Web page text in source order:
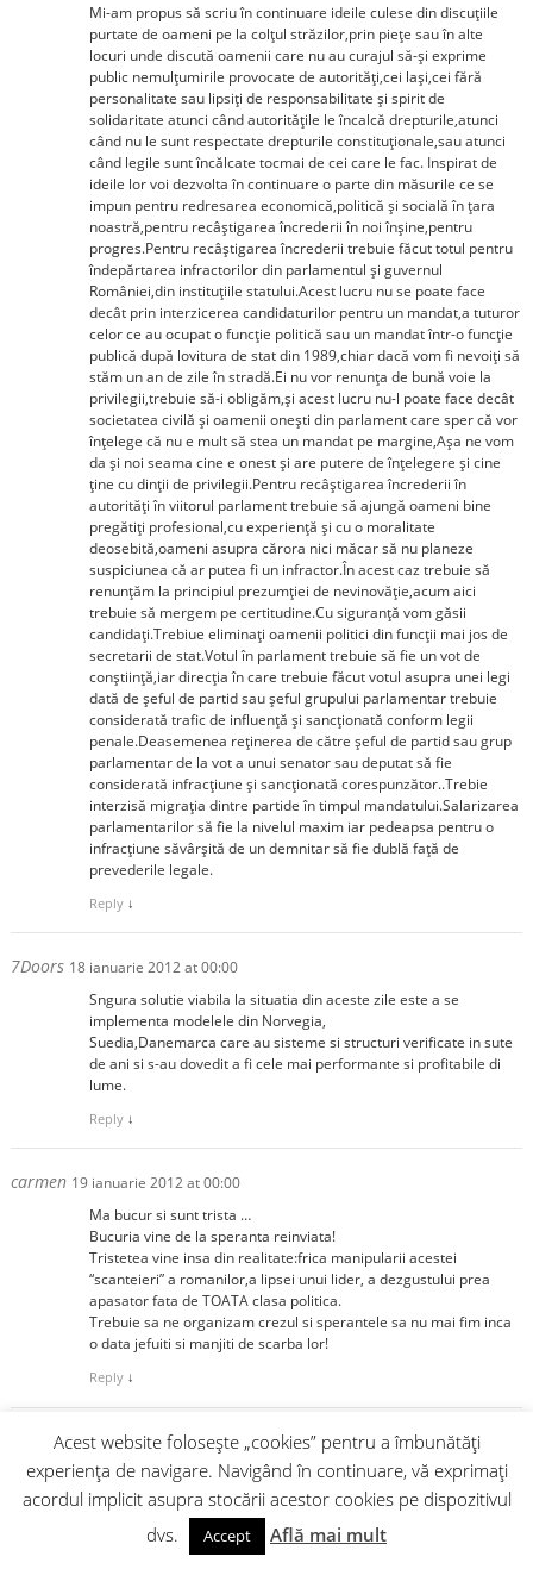
Mi-am propus să scriu în continuare ideile culese din discuţiile
purtate de oameni pe la colţul străzilor,prin pieţe sau în alte
locuri unde discută oamenii care nu au curajul să-şi exprime
public nemulţumirile provocate de autorităţi,cei laşi,cei fără
personalitate sau lipsiţi de responsabilitate şi spirit de
solidaritate atunci când autorităţile le încalcă drepturile,atunci
când nu le sunt respectate drepturile constituţionale,sau atunci
când legile sunt încălcate tocmai de cei care le fac. Inspirat de
ideile lor voi dezvolta în continuare o parte din măsurile ce se
impun pentru redresarea economică,politică şi socială în ţara
noastră,pentru recâştigarea încrederii în noi înşine,pentru
progres.Pentru recâştigarea încrederii trebuie făcut totul pentru
îndepărtarea infractorilor din parlamentul şi guvernul
României,din instituţiile statului.Acest lucru nu se poate face
decât prin interzicerea candidaturilor pentru un mandat,a tuturor
celor ce au ocupat o funcţie politică sau un mandat într-o funcţie
publică după lovitura de stat din 1989,chiar dacă vom fi nevoiţi să
stăm un an de zile în stradă.Ei nu vor renunţa de bună voie la
privilegii,trebuie să-i obligăm,şi acest lucru nu-l poate face decât
societatea civilă şi oamenii oneşti din parlament care sper că vor
înţelege că nu e mult să stea un mandat pe margine,Aşa ne vom
da şi noi seama cine e onest şi are putere de înţelegere şi cine
ţine cu dinţii de privilegii.Pentru recâştigarea încrederii în
autorităţi în viitorul parlament trebuie să ajungă oameni bine
pregătiţi profesional,cu experienţă şi cu o moralitate
deosebită,oameni asupra cărora nici măcar să nu planeze
suspiciunea că ar putea fi un infractor.În acest caz trebuie să
renunţăm la principiul prezumţiei de nevinovăţie,acum aici
trebuie să mergem pe certitudine.Cu siguranţă vom găsii
candidaţi.Trebiue eliminaţi oamenii politici din funcţii mai jos de
secretarii de stat.Votul în parlament trebuie să fie un vot de
conştiinţă,iar direcţia în care trebuie făcut votul asupra unei legi
dată de şeful de partid sau şeful grupului parlamentar trebuie
considerată trafic de influenţă şi sancţionată conform legii
penale.Deasemenea reţinerea de către şeful de partid sau grup
parlamentar de la vot a unui senator sau deputat să fie
considerată infracţiune şi sancţionată corespunzător..Trebie
interzisă migraţia dintre partide în timpul mandatului.Salarizarea
parlamentarilor să fie la nivelul maxim iar pedeapsa pentru o
infracţiune săvârşită de un demnitar să fie dublă faţă de
prevederile legale.
Reply ↓
7Doors 18 ianuarie 2012 at 00:00
Sngura solutie viabila la situatia din aceste zile este a se
implementa modelele din Norvegia,
Suedia,Danemarca care au sisteme si structuri verificate in sute
de ani si s-au dovedit a fi cele mai performante si profitabile di
lume.
Reply ↓
carmen 19 ianuarie 2012 at 00:00
Ma bucur si sunt trista …
Bucuria vine de la speranta reinviata!
Tristetea vine insa din realitate:frica manipularii acestei
“scanteieri” a romanilor,a lipsei unui lider, a dezgustului prea
apasator fata de TOATA clasa politica.
Trebuie sa ne organizam crezul si sperantele sa nu mai fim inca
o data jefuiti si manjiti de scarba lor!
Reply ↓
Durac Valeriu24 ianuarie 2012 at 00:00
Printre ideile desprinse din discuţiile cu oamenii,unele sunt
deosebit de interesante,cu multe dintre ele fiind şi eu de
acord,numai că eu sunt sceptic că vom găsii acei oameni care să
aibă curajul să abordeze asemenea probleme mai ales cele ce
depind de contextul internaţional.Una dintre propuneri ar fi ca
Acest website folosește „cookies” pentru a îmbunătăți
experiența de navigare. Navigând în continuare, vă exprimați
acordul implicit asupra stocării acestor cookies pe dispozitivul
dvs.
Accept Află mai mult